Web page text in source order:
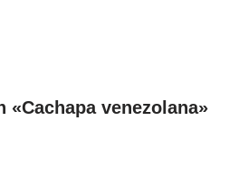
«Cachapa venezolana»